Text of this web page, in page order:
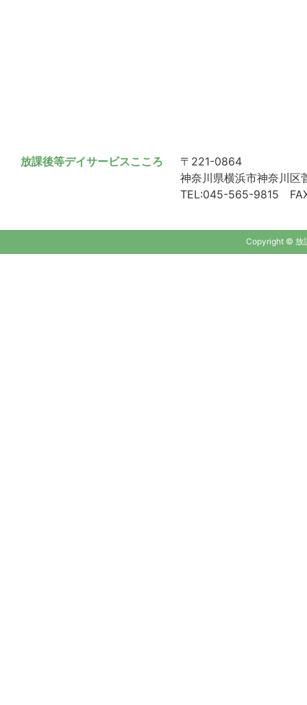
放課後等デイサービスこころ
〒221-0864
神奈川県横浜市神奈川区
TEL:045-565-9815
Copyright © 放